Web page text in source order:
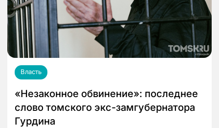
Власть
«Незаконное обвинение»: последнее
слово томского экс-замгубернатора
Гурдина